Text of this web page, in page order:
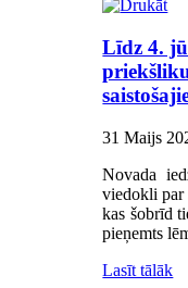
Līdz 4.
31 Maijs
Novada
viedokli par
kas šobrīd
pieņemts
Lasīt tālāk